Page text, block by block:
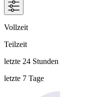
Vollzeit
Teilzeit
letzte 24 Stunden
letzte 7 Tage